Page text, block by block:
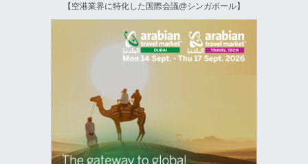
【空港業界に特化した国際会議@シンガポール】